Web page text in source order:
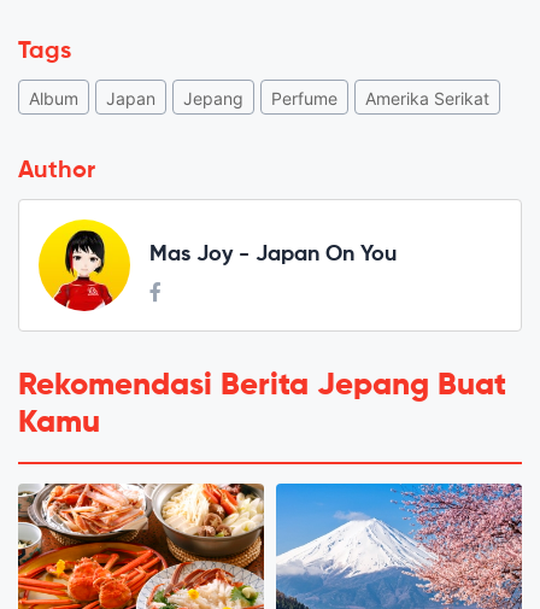
Tags
Album Japan Jepang Perfume Amerika Serikat
Author
Mas Joy - Japan On You
Rekomendasi Berita Jepang Buat
Kamu